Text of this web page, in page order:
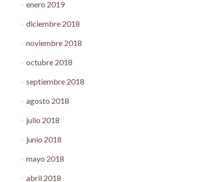
enero 2019
diciembre 2018
noviembre 2018
octubre 2018
septiembre 2018
agosto 2018
julio 2018
junio 2018
mayo 2018
abril 2018